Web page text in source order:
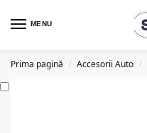
MENU
Prima pagină / Accesorii Auto /